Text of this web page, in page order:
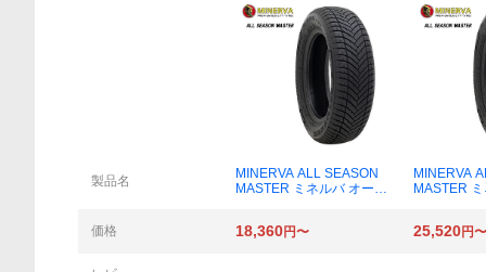
製品名
MINERVA ALL SEASON
MASTER ミネルバ オール
タイヤ×4本
MINERVA
MASTER
タイヤ×4本
価格 18,360円〜 25,520円〜